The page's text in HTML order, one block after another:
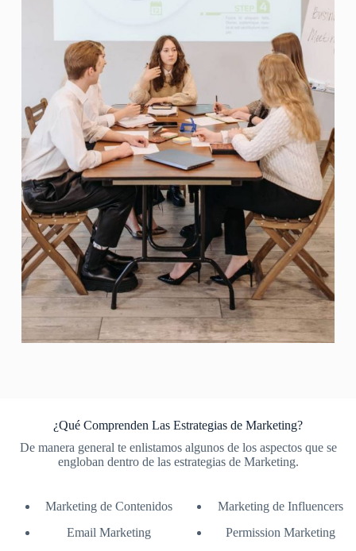
¿Qué Comprenden Las Estrategias de Marketing?
De manera general te enlistamos algunos de los aspectos que se
engloban dentro de las estrategias de Marketing.
Marketing de Contenidos
Email Marketing
Marketing de Influencers
Permission Marketing